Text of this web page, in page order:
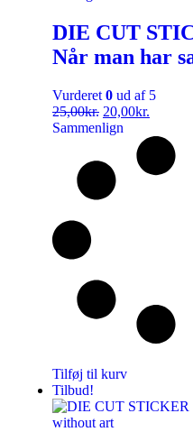
DIE CUT
Når man har
Vurderet 0 ud af 5
25,00kr. 20,00kr.
Sammenlign
Tilføj til kurv
Tilbud!